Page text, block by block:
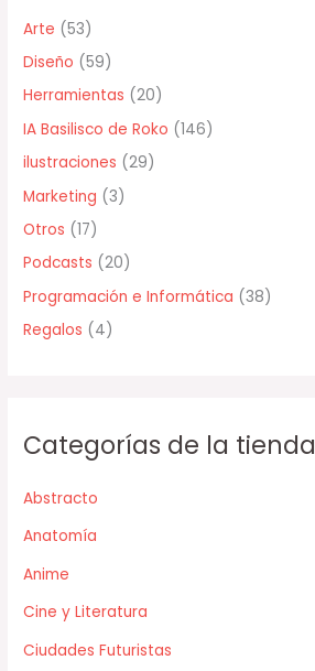
p
o
r
:
Arte (53)
Diseño (59)
Herramientas (20)
IA Basilisco de Roko (146)
ilustraciones (29)
Marketing (3)
Otros (17)
Podcasts (20)
Programación e Informática (38)
Regalos (4)
Categorías de la tienda
Abstracto
Anatomía
Anime
Cine y Literatura
Ciudades Futuristas